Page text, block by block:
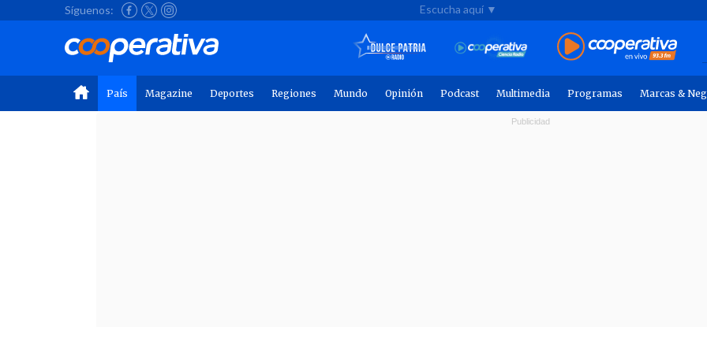
Síguenos: Escucha aquí ▼
País Magazine Deportes Regiones Mundo Opinión Podcast Multimedia Programas Marcas &